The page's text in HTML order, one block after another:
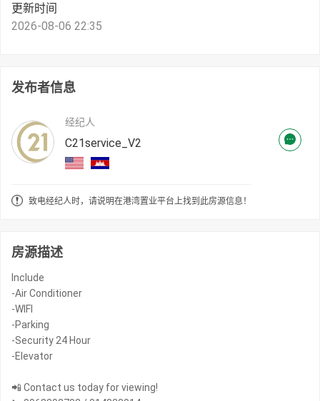
更新时间
2026-08-06 22:35
发布者信息
经纪人
C21service_V2
致电经纪人时，请说明在港湾置业平台上找到此房源信息！
房源描述
Include
-Air Conditioner
-WIFI
-Parking
-Security 24 Hour
-Elevator
📲 Contact us today for viewing!